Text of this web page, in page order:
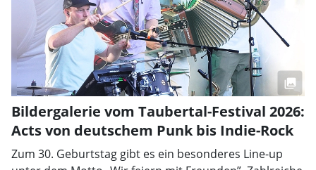
Bildergalerie vom Taubertal-Festival 2026:
Acts von deutschem Punk bis Indie-Rock
Zum 30. Geburtstag gibt es ein besonderes Line-up